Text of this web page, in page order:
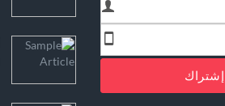
إشتراك